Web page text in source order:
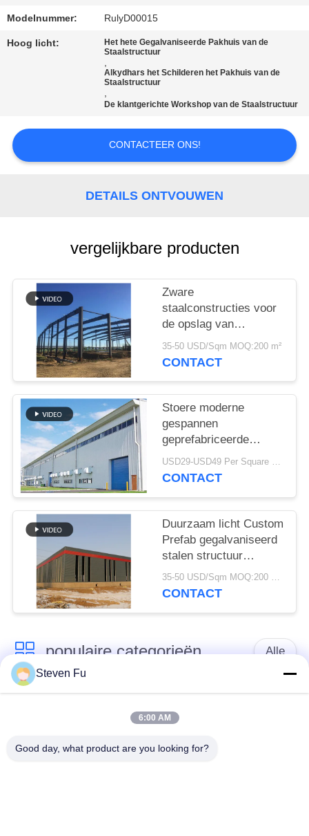
CONTACTEER
ONS
FOUTENOPLOSSING
PRIVACY
POLICY
Modelnummer: RulyD00015
Hoog licht:
Het hete Gegalvaniseerde Pakhuis van de
Staalstructuur
,
Alkydhars het Schilderen het Pakhuis van de
Staalstructuur
,
De klantgerichte Workshop van de Staalstructuur
CONTACTEER ONS!
DETAILS ONTVOUWEN
vergelijkbare producten
Zware
staalconstructies voor
de opslag van
cementfabrieken
35-50 USD/Sqm MOQ:200 m²
CONTACT
Stoere moderne
gespannen
geprefabriceerde
industriële
staalstructuur
USD29-USD49 Per Square Meter MOQ:200 vierkante meter
CONTACT
Duurzaam licht Custom
Prefab gegalvaniseerd
stalen structuur
magazijn voor opslag 35-50 USD/Sqm MOQ:200 vierkante meter
CONTACT
populaire categorieën Alle
stalen structuur
De Workshop van de
staalstructuur
de bouw van de
De vervaardiging van
Steven Fu
6:00 AM
Good day, what product are you looking for?